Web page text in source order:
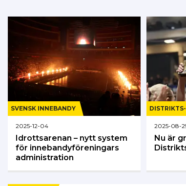
SVENSK INNEBANDY
2025-12-04
Idrottsarenan – nytt system
för innebandyföreningars
administration
2025-08-
Nu är